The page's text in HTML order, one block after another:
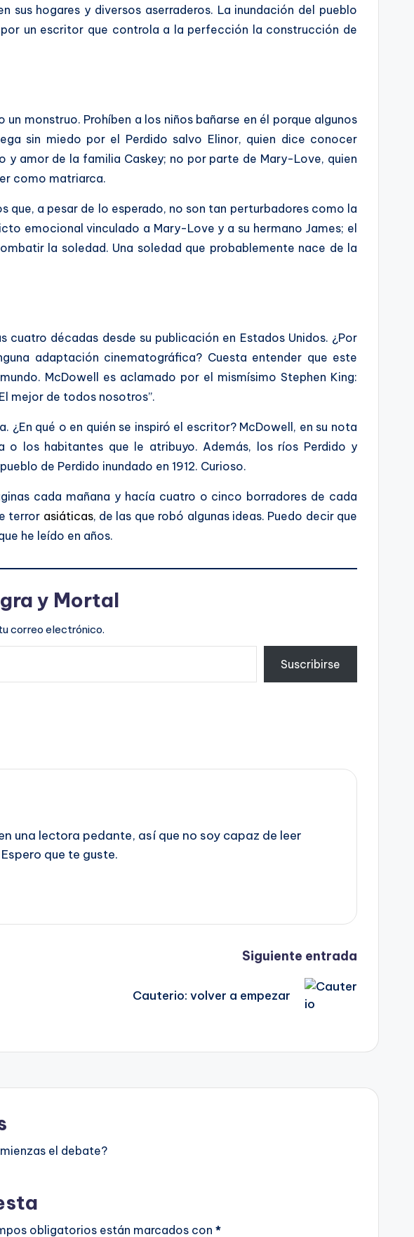
sus hogares y diversos aserraderos. La inundación del pueblo
un escritor que controla a la perfección la construcción de
monstruo. Prohíben a los niños bañarse en él porque algunos
sin miedo por el Perdido salvo Elinor, quien dice conocer
amor de la familia Caskey; no por parte de Mary-Love, quien
como matriarca.
a pesar de lo esperado, no son tan perturbadores como la
emocional vinculado a Mary-Love y a su hermano James; el
la soledad. Una soledad que probablemente nace de la
décadas desde su publicación en Estados Unidos. ¿Por
adaptación cinematográfica? Cuesta entender que este
McDowell es aclamado por el mismísimo Stephen King:
mejor de todos nosotros”.
qué o en quién se inspiró el escritor? McDowell, en su nota
los habitantes que le atribuyo. Además, los ríos Perdido y
de Perdido inundado en 1912. Curioso.
cada mañana y hacía cuatro o cinco borradores de cada
terror asiáticas, de las que robó algunas ideas. Puedo decir que
he leído en años.
y Mortal
correo electrónico.
Suscribirse
una lectora pedante, así que no soy capaz de leer
que te guste.
Siguiente entrada
Cauterio: volver a empezar
el debate?
obligatorios están marcados con *